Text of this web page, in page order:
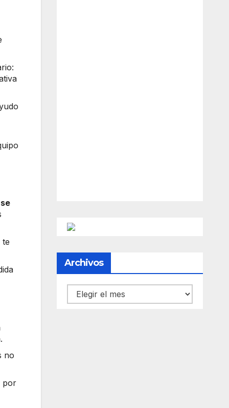
te
no
por
Archivos
Archivos